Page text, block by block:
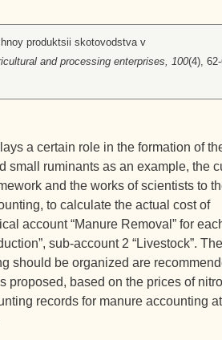
produktsii skotovodstva v
and processing enterprises, 100(4),
a certain role in the formation of
small ruminants as an example, the
and the works of scientists to
to calculate the actual cost of
account “Manure Removal” for
sub-account 2 “Livestock”.
should be organized are
proposed, based on the prices of
records for manure accounting at